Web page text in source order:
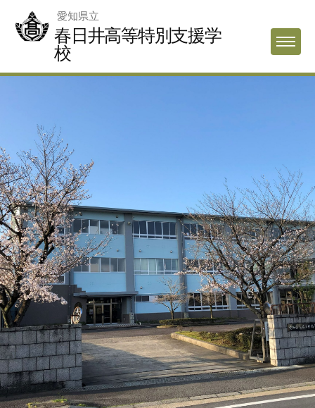
愛知県立
春日井高等特別支援学
校
MENU